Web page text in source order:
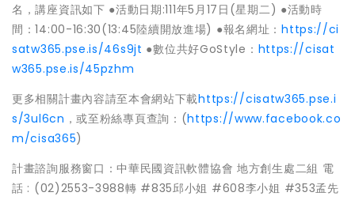
名，講座資訊如下 ●活動日期:111年5月17日(星期二) ●活動時
間：14:00-16:30(13:45陸續開放進場) ●報名網址：https://ci
satw365.pse.is/46s9jt ●數位共好GoStyle： https://cisat
w365.pse.is/45pzhm
更多相關計畫內容請至本會網站下載https://cisatw365.pse.i
s/3ul6cn ，或至粉絲專頁查詢：(https://www.facebook.co
m/cisa365)
計畫諮詢服務窗口：中華民國資訊軟體協會 地方創生處二組 電
話 : (02)2553-3988轉 #835邱小姐 #608李小姐 #353孟先